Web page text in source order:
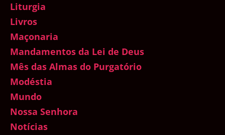
Liturgia
Livros
Maçonaria
Mandamentos da Lei de Deus
Mês das Almas do Purgatório
Modéstia
Mundo
Nossa Senhora
Notícias